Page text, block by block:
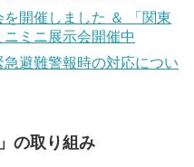
開催しました ＆ 「関東
ミニ展示会開催中
避難警報時の対応につい
の取り組み